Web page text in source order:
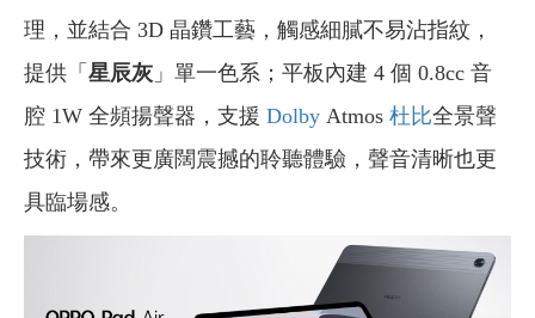
理，並結合 3D 晶鑽工藝，觸感細膩不易沾指紋，
提供「 星辰灰 」單一色系；平板內建 4 個 0.8cc 音
腔 1W 全頻揚聲器，支援 Dolby Atmos 杜比全景聲
技術，帶來更廣闊震撼的聆聽體驗，聲音清晰也更
具臨場感。